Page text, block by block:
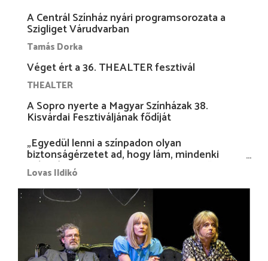
A Centrál Színház nyári programsorozata a
Szigliget Várudvarban
Tamás Dorka
Véget ért a 36. THEALTER fesztivál
THEALTER
A Sopro nyerte a Magyar Színházak 38.
Kisvárdai Fesztiváljának fődíját
„Egyedül lenni a színpadon olyan
biztonságérzetet ad, hogy lám, mindenki
más nélkül is megvagyok magammal…”
Lovas Ildikó